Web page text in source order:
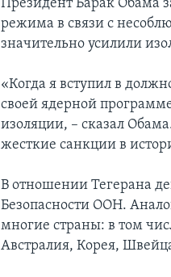
Президент Барак Обама
режима в связи с
значительно усилили
«Когда я вступил в
своей ядерной
изоляции, – сказал
жесткие санкции в
В отношении Тегерана
Безопасности ООН.
многие страны: в том
Австралия, Корея,